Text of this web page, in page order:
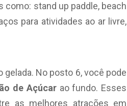
como: stand up paddle, beach
para atividades ao ar livre,
No posto 6, você pode
de Açúcarao fundo. Esses
as melhores atrações em